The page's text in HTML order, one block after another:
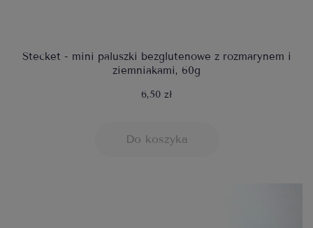
Stecket - mini paluszki bezglutenowe z rozmarynem i
ziemniakami, 60g
6,50 zł
Do koszyka